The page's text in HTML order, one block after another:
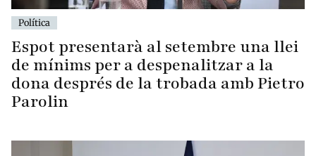
Política
Espot presentarà al setembre una llei
de mínims per a despenalitzar a la
dona després de la trobada amb Pietro
Parolin